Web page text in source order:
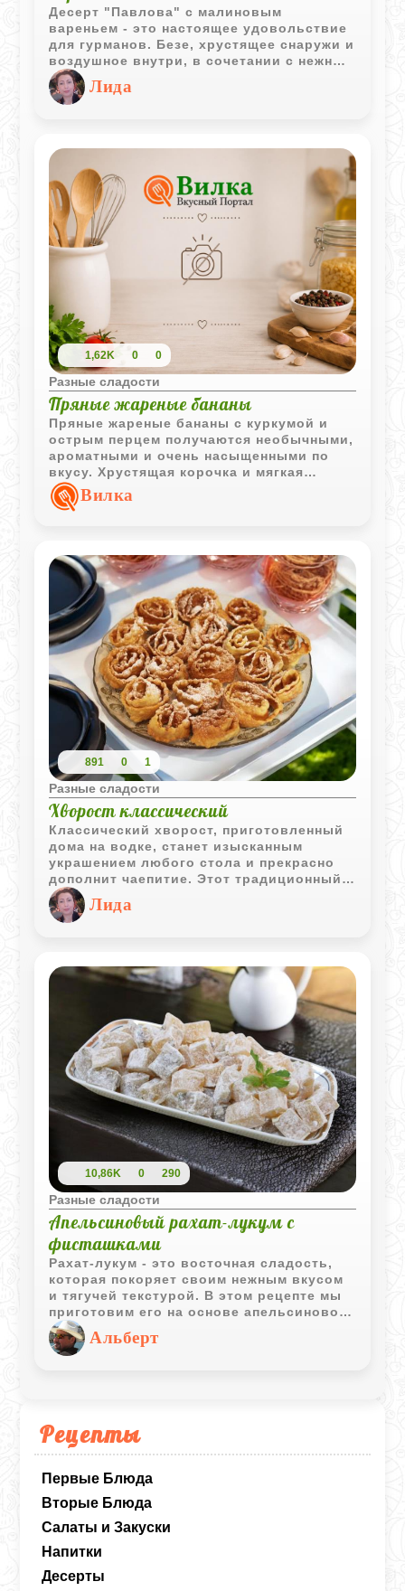
Рецепты
Первые Блюда
Вторые Блюда
Салаты и Закуски
Напитки
Десерты
Десерт "Павлова" с малиновым
вареньем - это настоящее удовольствие
для гурманов. Безе, хрустящее снаружи и
воздушное внутри, в сочетании с нежным
кремом и кисло-сладким вареньем,
создает гармонию вкуса, которая не
оставит равнодушным ни одного
Лида
1,62K 0 0
Разные сладости
Пряные жареные бананы
Пряные жареные бананы с куркумой и
острым перцем получаются необычными,
ароматными и очень насыщенными по
вкусу. Хрустящая корочка и мягкая
текстура внутри делают блюдо
интересным вариантом восточной
Вилка
891 0 1
Разные сладости
Хворост классический
Классический хворост, приготовленный
дома на водке, станет изысканным
украшением любого стола и прекрасно
дополнит чаепитие. Этот традиционный
десерт, хрустящий и ароматный,
несомненно, порадует всех гостей.
Приготовьте его и убедитесь сами!
Лида
10,86K 0 290
Разные сладости
Апельсиновый рахат-лукум с
фисташками
Рахат-лукум - это восточная сладость,
которая покоряет своим нежным вкусом
и тягучей текстурой. В этом рецепте мы
приготовим его на основе апельсинового
сока и фисташек, что придаст десерту
яркий цитрусовый аромат и ореховую
нотку. Такой рахат-лукум станет не
Альберт